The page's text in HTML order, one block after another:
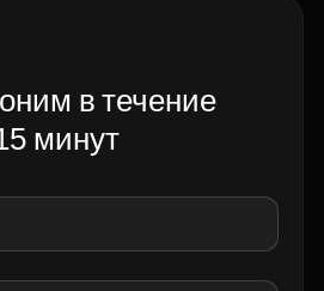
в течение
минут